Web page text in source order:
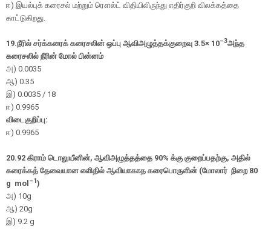
ஈ) இயல்புக் கரைசல் மற்றும் ரௌல்ட் விதியிலிருந்து எதிர்குறி விலக்கத்தை
காட்டுகிறது.
19.நீரில் சர்க்கரைக் கரைசலின் ஒப்பு ஆவிஅழுத்தக்குறைவு 3.5× 10–3அந்த
கரைசலில் நீரின் மோல் பின்னம்
அ) 0.0035
ஆ) 0.35
இ) 0.0035 / 18
ஈ) 0.9965
விடைகுறிப்பு:
ஈ) 0.9965
20.92 கிராம் டொலுயீனின், ஆவிஅழுத்தத்தை 90% க்கு குறைப்பதற்கு, அதில்
கரைக்கத் தேவையான எளிதில் ஆவியாகாத கரைபொருளின் (மோலார் நிறை 80
g mol –1)
அ) 10g
ஆ) 20g
இ) 9.2 g